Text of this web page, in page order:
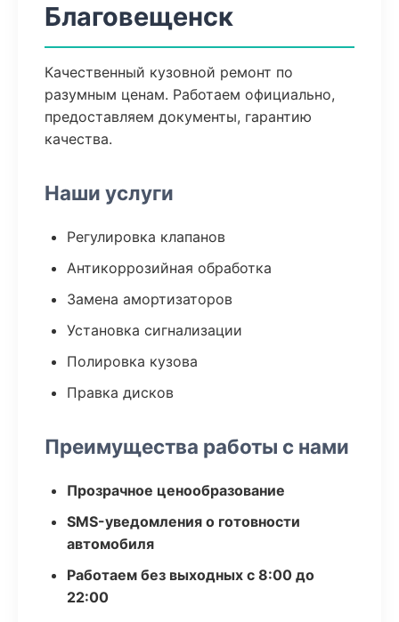
Благовещенск
Качественный кузовной ремонт по
разумным ценам. Работаем официально,
предоставляем документы, гарантию
качества.
Наши услуги
Регулировка клапанов
Антикоррозийная обработка
Замена амортизаторов
Установка сигнализации
Полировка кузова
Правка дисков
Преимущества работы с нами
Прозрачное ценообразование
SMS-уведомления о готовности
автомобиля
Работаем без выходных с 8:00 до
22:00